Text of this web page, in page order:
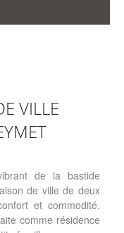
VILLE
de la bastide
de ville de deux
et commodité.
comme résidence